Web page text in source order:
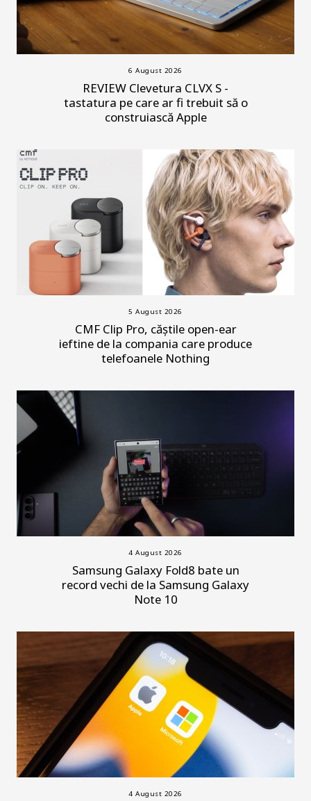
6 August 2026
REVIEW Clevetura CLVX S -
tastatura pe care ar fi trebuit să o
construiască Apple
5 August 2026
CMF Clip Pro, căștile open-ear
ieftine de la compania care produce
telefoanele Nothing
4 August 2026
Samsung Galaxy Fold8 bate un
record vechi de la Samsung Galaxy
Note 10
4 August 2026